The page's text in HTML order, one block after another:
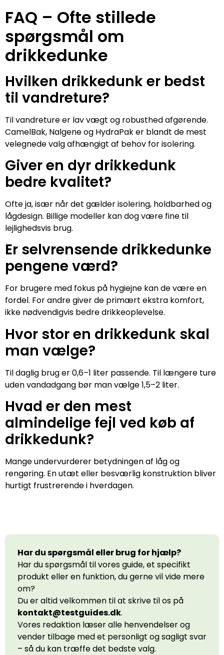
FAQ – Ofte stillede
spørgsmål om
drikkedunke
Hvilken drikkedunk er bedst
til vandreture?
Til vandreture er lav vægt og robusthed afgørende.
CamelBak, Nalgene og HydraPak er blandt de mest
velegnede valg afhængigt af behov for isolering.
Giver en dyr drikkedunk
bedre kvalitet?
Ofte ja, især når det gælder isolering, holdbarhed og
lågdesign. Billige modeller kan dog være fine til
lejlighedsvis brug.
Er selvrensende drikkedunke
pengene værd?
For brugere med fokus på hygiejne kan de være en
fordel. For andre giver de primært ekstra komfort,
ikke nødvendigvis bedre drikkeoplevelse.
Hvor stor en drikkedunk skal
man vælge?
Til daglig brug er 0,6–1 liter passende. Til længere ture
uden vandadgang bør man vælge 1,5–2 liter.
Hvad er den mest
almindelige fejl ved køb af
drikkedunk?
Mange undervurderer betydningen af låg og
rengøring. En utæt eller besværlig konstruktion bliver
hurtigt frustrerende i hverdagen.
Har du spørgsmål eller brug for hjælp?
Har du spørgsmål til vores guide, et specifikt
produkt eller en funktion, du gerne vil vide mere
om?
Du er altid velkommen til at skrive til os på
kontakt@testguides.dk.
Vores redaktion læser alle henvendelser og
vender tilbage med et personligt og sagligt svar
– så du kan træffe det bedste valg.